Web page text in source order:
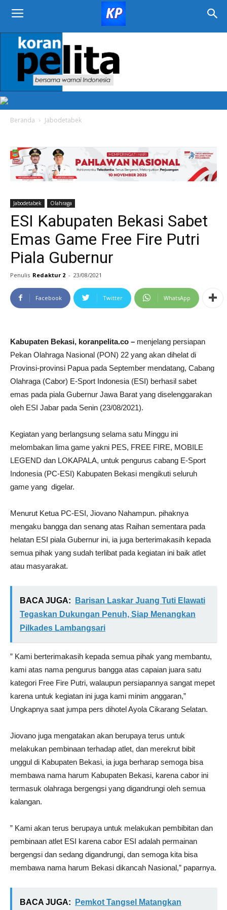
KORAN
PELITA
Beranda Jabodetabek
Jabodetabek Olahraga
ESI Kabupaten Bekasi Sabet
Emas Game Free Fire Putri
Piala Gubernur
Penulis Redaktur 2 - 23/08/2021
Facebook Twitter WhatsApp
Kabupaten Bekasi, koranpelita.co – menjelang persiapan
Pekan Olahraga Nasional (PON) 22 yang akan dihelat di
Provinsi-provinsi Papua pada September mendatang, Cabang
Olahraga (Cabor) E-Sport Indonesia (ESI) berhasil sabet
emas pada piala Gubernur Jawa Barat yang diselenggarakan
oleh ESI Jabar pada Senin (23/08/2021).
Kegiatan yang berlangsung selama satu Minggu ini
melombakan lima game yakni PES, FREE FIRE, MOBILE
LEGEND dan LOKAPALA, untuk pengurus cabang E-Sport
Indonesia (PC-ESI) Kabupaten Bekasi mengikuti seluruh
game yang digelar.
Menurut Ketua PC-ESI, Jiovano Nahampun. pihaknya
mengaku bangga dan senang atas Raihan sementara pada
helatan ESI piala Gubernur ini, ia juga berterimakasih kepada
semua pihak yang sudah terlibat pada kegiatan ini baik atlet
atau masyarakat.
BACA JUGA:
Barisan Laskar Juang Tuti Elawati
Tegaskan Dukungan Penuh, Siap Menangkan
Pilkades Lambangsari
” Kami berterimakasih kepada semua pihak yang membantu,
kami atas nama pengurus bangga atas capaian juara satu
kategori Free Fire Putri, walaupun persiapannya sangat mepet
karena untuk kegiatan ini juga kami minim anggaran,”
Ungkapnya saat jumpa pers dihotel Ayola Cikarang Selatan.
Jiovano juga mengatakan akan berupaya terus untuk
melakukan pembinaan terhadap atlet, dan merekrut bibit
unggul di Kabupaten Bekasi, ia juga berharap semoga bisa
membawa nama harum Kabupaten Bekasi, karena cabor ini
termasuk olahraga bergengsi yang digandrungi oleh semua
kalangan.
” Kami akan terus berupaya untuk melakukan pembibitan dan
pembinaan atlet ESI karena cabor ESI adalah permainan
bergengsi dan sedang digandrungi, dan semoga kita bisa
membawa nama harum Bekasi dikancah Nasional,” paparnya.
BACA JUGA: Pemkot Tangsel Matangkan